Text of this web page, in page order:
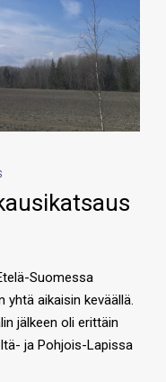
Suomessa
aikaisin keväällä.
jälkeen oli erittäin
ja Pohjois-Lapissa